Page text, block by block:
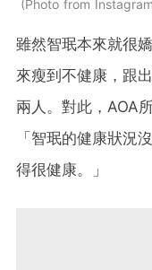
Photo from Instagram
雖然智珉本來就很
來瘦到不健康，跟
兩人。對此，AOA
「智珉的健康狀況
得很健康。」